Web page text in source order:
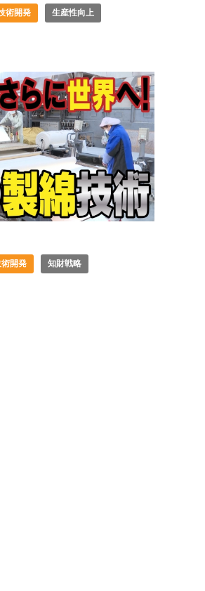
術開発 生産性向上
開発 知財戦略